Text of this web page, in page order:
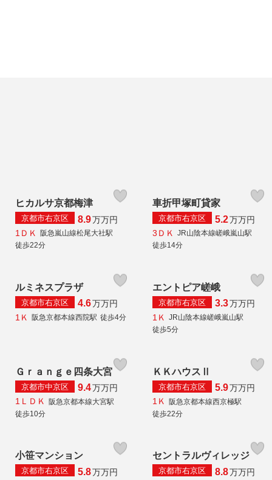
ヒカルサ京都梅津
京都市右京区 8.9万万円
1ＤＫ
阪急嵐山線松尾大社駅
徒歩22分
車折甲塚町貸家
京都市右京区 5.2万万円
3ＤＫ
JR山陰本線嵯峨嵐山駅
徒歩14分
ルミネスプラザ
京都市右京区 4.6万万円
1Ｋ
阪急京都本線西院駅 徒歩4分
エントピア嵯峨
京都市右京区 3.3万万円
1Ｋ
JR山陰本線嵯峨嵐山駅
徒歩5分
Ｇｒａｎｇｅ四条大宮
京都市中京区 9.4万万円
1ＬＤＫ 阪急京都本線大宮駅
徒歩10分
ＫＫハウスⅡ
京都市右京区 5.9万万円
1Ｋ 阪急京都本線西京極駅
徒歩22分
小笹マンション
京都市右京区 5.8万万円
セントラルヴィレッジ
京都市右京区 8.8万万円